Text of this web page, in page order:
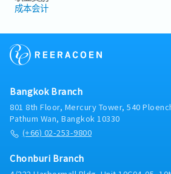
成本会计
Bangkok Branch
801 8th Floor, Mercury Tower, 540
Pathum Wan, Bangkok 10330
(+66) 02-253-9800
Chonburi Branch